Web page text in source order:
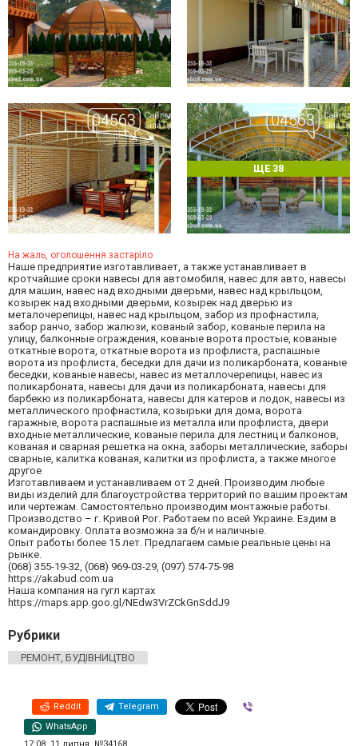
ЩЕ 38
На жаль, оголошення застаріло
Наше предприятие изготавливает, а также устанавливает в
кротчайшие сроки навесы для автомобиля, навес для авто, навесы
для машин, навес над входными дверьми, навес над крыльцом,
козырек над входными дверьми, козырек над дверью из
металочерепицы, навес над крыльцом, забор из профнастила,
забор ранчо, забор жалюзи, кованый забор, кованые перила на
улицу, балконные ограждения, кованые ворота простые, кованые
откатные ворота, откатные ворота из профлиста, распашные
ворота из профлиста, беседки для дачи из поликарбоната, кованые
беседки, кованые навесы, навес из металлочерепицы, навес из
поликарбоната, навесы для дачи из поликарбоната, навесы для
барбекю из поликарбоната, навесы для катеров и лодок, навесы из
металлического профнастила, козырьки для дома, ворота
гаражные, ворота распашные из металла или профлиста, двери
входные металлические, кованые перила для лестниц и балконов,
кованая и сварная решетка на окна, заборы металлические, заборы
сварные, калитка кованая, калитки из профлиста, а также многое
другое
Изготавливаем и устанавливаем от 2 дней. Производим любые
виды изделий для благоустройства территорий по вашим проектам
или чертежам. Самостоятельно производим монтажные работы.
Производство – г. Кривой Рог. Работаем по всей Украине. Ездим в
командировку. Оплата возможна за б/н и наличные.
Опыт работы более 15 лет. Предлагаем самые реальные цены на
рынке.
(068) 355-19-32, (068) 969-03-29, (097) 574-75-98
https://akabud.com.ua
Наша компания на гугл картах
https://maps.app.goo.gl/NEdw3VrZCkGnSddJ9
Рубрики
РЕМОНТ, БУДІВНИЦТВО
Reddit Telegram
WhatsApp